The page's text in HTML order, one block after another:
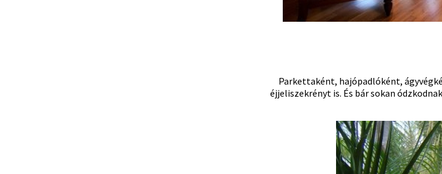
Parkettaként, hajópadlóként,
éjjeliszekrényt is. És bár sokan